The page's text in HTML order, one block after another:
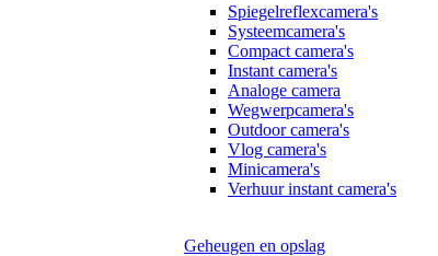
Spiegelreflexcamera's
Systeemcamera's
Compact camera's
Instant camera's
Analoge camera
Wegwerpcamera's
Outdoor camera's
Vlog camera's
Minicamera's
Verhuur instant camera's
Geheugen en opslag